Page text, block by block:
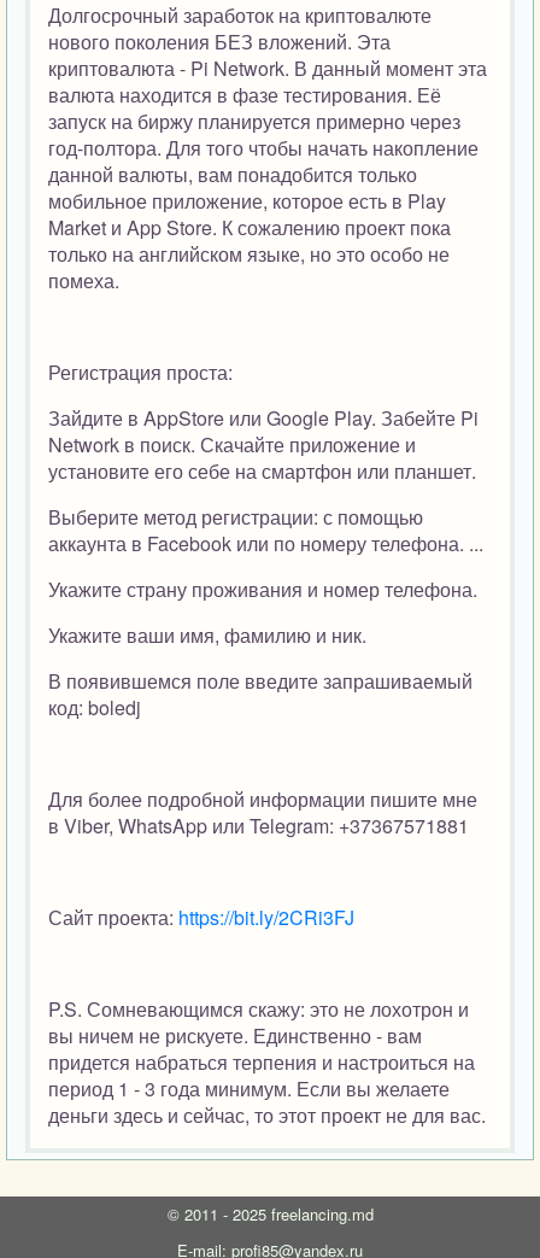
Долгосрочный заработок на криптовалюте
нового поколения БЕЗ вложений. Эта
криптовалюта - Pi Network. В данный момент эта
валюта находится в фазе тестирования. Её
запуск на биржу планируется примерно через
год-полтора. Для того чтобы начать накопление
данной валюты, вам понадобится только
мобильное приложение, которое есть в Play
Market и App Store. К сожалению проект пока
только на английском языке, но это особо не
помеха.
Регистрация проста:
Зайдите в AppStore или Google Play. Забейте Pi
Network в поиск. Скачайте приложение и
установите его себе на смартфон или планшет.
Выберите метод регистрации: с помощью
аккаунта в Facebook или по номеру телефона. ...
Укажите страну проживания и номер телефона.
Укажите ваши имя, фамилию и ник.
В появившемся поле введите запрашиваемый
код: boledj
Для более подробной информации пишите мне
в Viber, WhatsApp или Telegram: +37367571881
Сайт проекта: https://bit.ly/2CRi3FJ
P.S. Сомневающимся скажу: это не лохотрон и
вы ничем не рискуете. Единственно - вам
придется набраться терпения и настроиться на
период 1 - 3 года минимум. Если вы желаете
деньги здесь и сейчас, то этот проект не для вас.
© 2011 - 2025 freelancing.md
E-mail: profi85@yandex.ru